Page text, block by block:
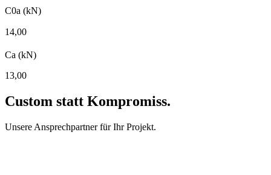
C0a (kN)
14,00
Ca (kN)
13,00
Custom statt Kompromiss.
Unsere Ansprechpartner für Ihr Projekt.